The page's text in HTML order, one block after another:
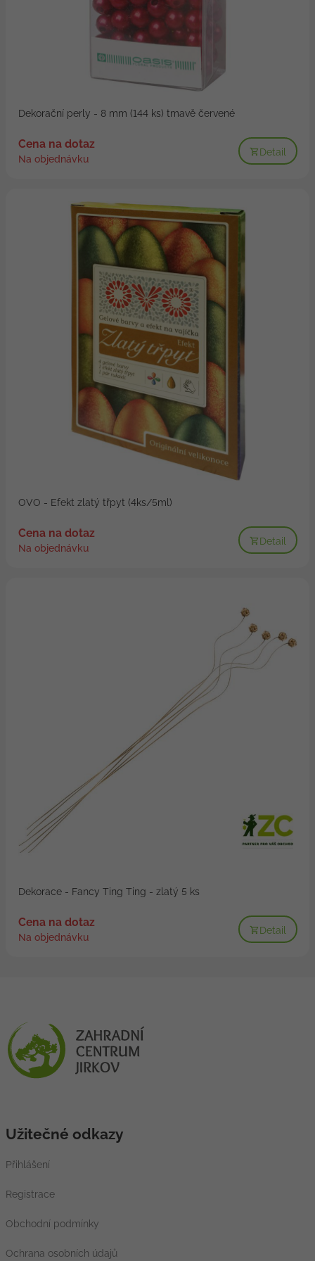
Dekorační perly - 8 mm (144 ks) tmavě červené
Cena na dotaz
Na objednávku
Detail
OVO - Efekt zlatý třpyt (4ks/5ml)
Cena na dotaz
Na objednávku
Detail
Dekorace - Fancy Ting Ting - zlatý 5 ks
Cena na dotaz
Na objednávku
Detail
Užitečné odkazy
Přihlášení
Registrace
Obchodní podmínky
Ochrana osobních údajů